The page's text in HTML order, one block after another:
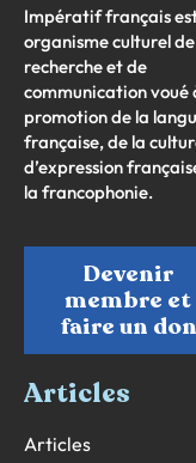
Impératif français
organisme culturel de
recherche et de
communication voué
promotion de la
française, de la
d’expression
la francophonie.
Devenir
membre et
faire un don
Articles
Articles